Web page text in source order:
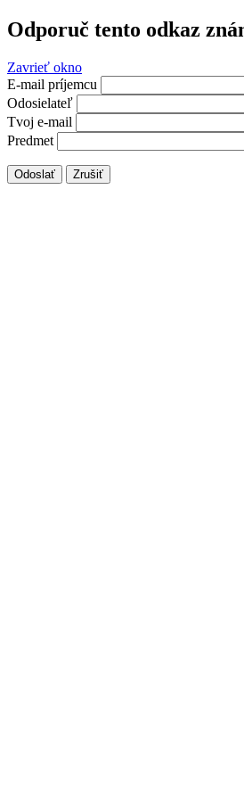
Odporuč tento odkaz
Zavrieť okno
E-mail príjemcu
Odosielateľ
Tvoj e-mail
Predmet
Odoslať Zrušiť